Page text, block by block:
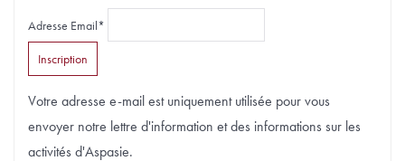
Adresse Email*
Votre adresse e-mail est uniquement utilisée pour vous
envoyer notre lettre d'information et des informations sur les
activités d'Aspasie.